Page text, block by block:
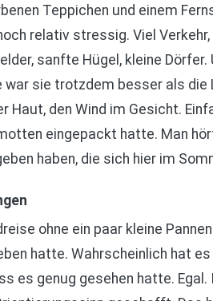
Teppichen und einem
relativ stressig. Viel
sanfte Hügel, kleine
war sie trotzdem besser als
Haut, den Wind im Gesicht.
eingepackt hatte. Man
haben, die sich hier im
ohne ein paar kleine
hatte. Wahrscheinlich hat
es genug gesehen hatte.